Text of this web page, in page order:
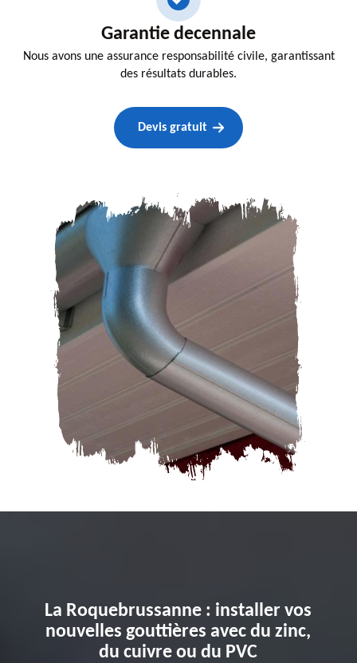
Garantie decennale
Nous avons une assurance responsabilité civile, garantissant
des résultats durables.
Devis gratuit
La Roquebrussanne : installer vos
nouvelles gouttières avec du zinc,
du cuivre ou du PVC